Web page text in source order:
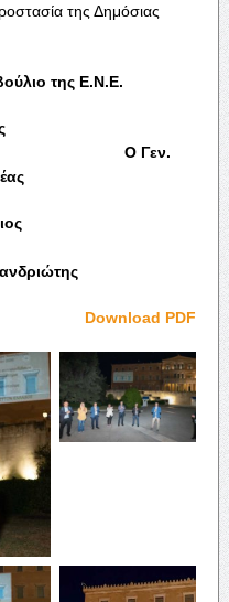
της Δημόσιας
της Ε.Ν.Ε.
Download PDF